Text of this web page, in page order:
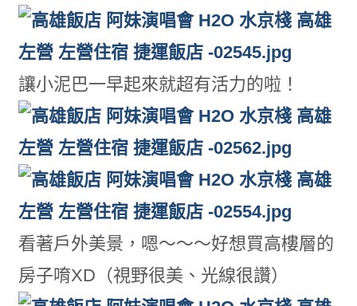
讓小泥巴一早起來就超有活力的啦！
看著戶外美景，嗯～～～好想買高樓層的
房子唷XD（視野很美、光線很讚）